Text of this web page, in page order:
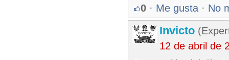
0 · Me gusta · No
Invicto
12 de abril de